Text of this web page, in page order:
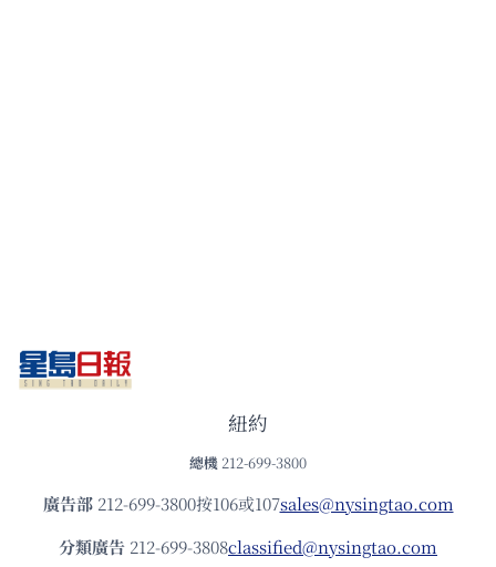
紐約
總機 212-699-3800
廣告部212-699-3800按106或107sales@nysingtao.com
分類廣告 212-699-3808classified@nysingtao.com